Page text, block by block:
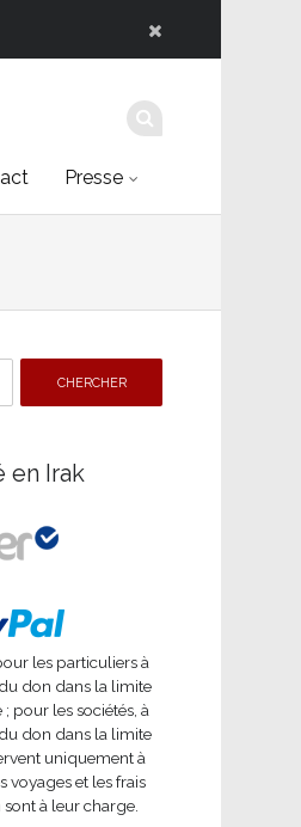
Presse
en Irak
les particuliers à
don dans la limite
pour les sociétés, à
don dans la limite
uniquement à
voyages et les frais
à leur charge.